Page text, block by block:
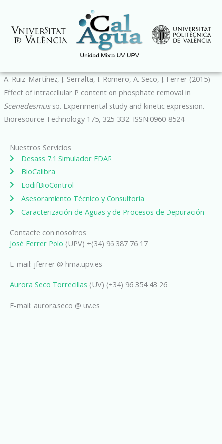
contenido
A. Ruiz-Martínez, J. Serralta, I. Romero, A. Seco, J. Ferrer (2015)
Effect of intracellular P content on phosphate removal in
Scenedesmussp. Experimental study and kinetic expression.
Bioresource Technology 175, 325-332. ISSN:0960-8524
Nuestros Servicios
Desass 7.1 Simulador EDAR
BioCalibra
LodifBioControl
Asesoramiento Técnico y Consultoria
Caracterización de Aguas y de Procesos de Depuración
Contacte con nosotros
José Ferrer Polo (UPV) +(34) 96 387 76 17
E-mail: jferrer @ hma.upv.es
Aurora Seco Torrecillas (UV) (+34) 96 354 43 26
E-mail: aurora.seco @ uv.es